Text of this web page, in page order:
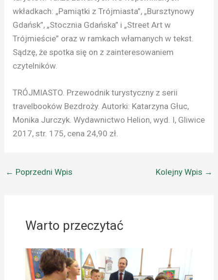
wkładkach: „Pamiątki z Trójmiasta”, „Bursztynowy
Gdańsk”, „Stocznia Gdańska” i „Street Art w
Trójmieście” oraz w ramkach włamanych w tekst.
Sądzę, że spotka się on z zainteresowaniem
czytelników.
TRÓJMIASTO. Przewodnik turystyczny z serii
travelbooków Bezdroży. Autorki: Katarzyna Głuc,
Monika Jurczyk. Wydawnictwo Helion, wyd. I, Gliwice
2017, str. 175, cena 24,90 zł.
← Poprzedni Wpis Kolejny Wpis →
Warto przeczytać